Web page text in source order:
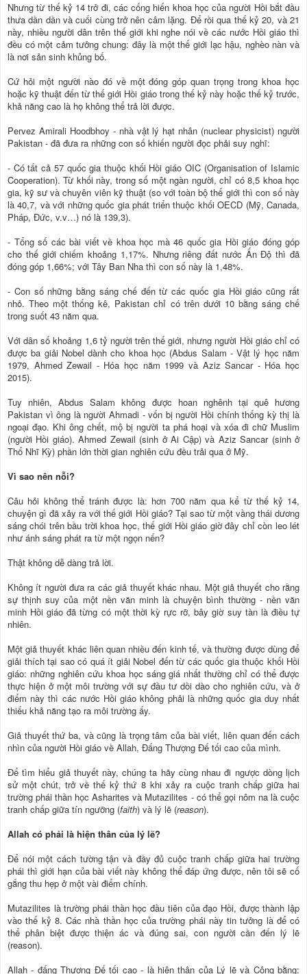
Nhưng từ thế kỷ 14 trở đi, các cống hiến khoa học của người Hồi bắt đầu
thưa dần dần và cuối cùng trở nên câm lặng. Để rồi qua thế kỷ 20, và 21
này, nhiều người dân trên thế giới khi nghe nói về các nước Hồi giáo thì
đều có một cảm tưởng chung: đây là một thế giới lạc hậu, nghèo nàn và
là nơi sản sinh khủng bố.
Cứ hỏi một người nào đó về một đóng góp quan trọng trong khoa học
hoặc kỹ thuật đến từ thế giới Hồi giáo trong thế kỷ này hoặc thế kỷ trước,
khả năng cao là họ không thể trả lời được.
Pervez Amirali Hoodbhoy - nhà vật lý hạt nhân (nuclear physicist) người
Pakistan - đã đưa ra những con số khiến người đọc phải suy nghĩ:
- Có tất cả 57 quốc gia thuộc khối Hồi giáo OIC (Organisation of Islamic
Cooperation). Từ khối này, trong số một ngàn người, chỉ có 8,5 khoa học
gia, kỹ sư và chuyên viên kỹ thuật (so với toàn bộ thế giới thì con số này
là 40,7, và với những quốc gia phát triển thuộc khối OECD (Mỹ, Canada,
Pháp, Đức, v.v…) nó là 139,3).
- Tổng số các bài viết về khoa học mà 46 quốc gia Hồi giáo đóng góp
cho thế giới chiếm khoảng 1,17%. Nhưng riêng đất nước Ấn Độ thì đã
đóng góp 1,66%; với Tây Ban Nha thì con số này là 1,48%.
- Con số những bằng sáng chế đến từ các quốc gia Hồi giáo cũng rất
nhỏ. Theo một thống kê, Pakistan chỉ có trên dưới 10 bằng sáng chế
trong suốt 43 năm qua.
Với dân số khoảng 1,6 tỷ người trên thế giới, nhưng người Hồi giáo chỉ có
được ba giải Nobel dành cho khoa học (Abdus Salam - Vật lý học năm
1979, Ahmed Zewail - Hóa học năm 1999 và Aziz Sancar - Hóa học
2015).
Tuy nhiên, Abdus Salam không được hoan nghênh tại quê hương
Pakistan vì ông là người Ahmadi - vốn bị người Hồi chính thống kỳ thị là
ngoại đạo. Khi ông chết, mộ bị người ta phá hoại và xóa đi chữ Muslim
(người Hồi giáo). Ahmed Zewail (sinh ở Ai Cập) và Aziz Sancar (sinh ở
Thổ Nhĩ Kỳ) phần lớn thời gian nghiên cứu đều trải qua ở Mỹ.
Vì sao nên nỗi?
Câu hỏi không thể tránh được là: hơn 700 năm qua kể từ thế kỷ 14,
chuyện gì đã xảy ra với thế giới Hồi giáo? Tại sao từ một vầng thái dương
sáng chói trên bầu trời khoa học, thế giới Hồi giáo giờ đây chỉ còn leo lét
như ánh sáng phát ra từ một ngọn nến?
Thật không dễ dàng trả lời.
Không ít người đưa ra các giả thuyết khác nhau. Một giả thuyết cho rằng
sự thịnh suy của một nền văn minh là chuyện bình thường - nền văn
minh Hồi giáo đã từng có một thời kỳ rực rỡ, bây giờ suy tàn là điều tự
nhiên.
Một giả thuyết khác liên quan nhiều đến kinh tế, và thường được dùng để
giải thích tại sao có quá ít giải Nobel đến từ các quốc gia thuộc khối Hồi
giáo: những nghiên cứu khoa học sáng giá nhất thường chỉ có thể được
thực hiện ở một môi trường với sự đầu tư dồi dào cho nghiên cứu, và ở
điểm này thì các nước Hồi giáo không phải là những quốc gia duy nhất
thiếu khả năng tạo ra môi trường ấy.
Giả thuyết thứ ba, và cũng là trọng tâm của bài viết, liên quan đến cách
nhìn của người Hồi giáo về Allah, Đấng Thượng Đế tối cao của mình.
Để tìm hiểu giả thuyết này, chúng ta hãy cùng nhau đi ngược dòng lịch
sử một chút, trở về thế kỷ thứ 8 khi xảy ra cuộc tranh chấp giữa hai
trường phái thần học Asharites và Mutazilites - có thể gọi nôm na là cuộc
tranh chấp giữa tín ngưỡng (faith) và lý lẽ (reason).
Allah có phải là hiện thân của lý lẽ?
Để nói một cách tường tận và đầy đủ cuộc tranh chấp giữa hai trường
phái thì giới hạn của bài viết này không thể đáp ứng được, nên tôi sẽ cố
gắng thu hẹp ở một vài điểm chính.
Mutazilites là trường phái thần học đầu tiên của đạo Hồi, được thành lập
vào thế kỷ 8. Các nhà thần học của trường phái này tin tưởng là để có
thể phân biệt được thiện ác và đúng sai, con người cần đến lý lẽ
(reason).
Allah - đấng Thượng Đế tối cao - là hiện thân của Lý lẽ và Công bằng: